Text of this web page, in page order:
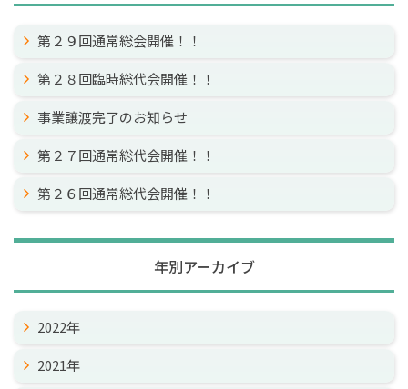
第２９回通常総会開催！！
第２８回臨時総代会開催！！
事業譲渡完了のお知らせ
第２７回通常総代会開催！！
第２６回通常総代会開催！！
年別アーカイブ
2022年
2021年